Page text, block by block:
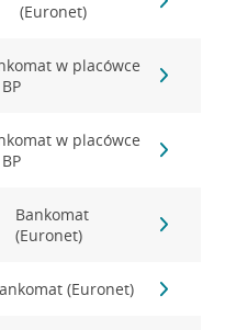
(Euronet)
w placówce
w placówce
Bankomat
(Euronet)
(Euronet)